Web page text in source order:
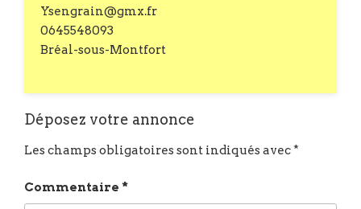
Ysengrain@gmx.fr
0645548093
Bréal-sous-Montfort
Déposez votre annonce
Les champs obligatoires sont indiqués avec*
Commentaire *